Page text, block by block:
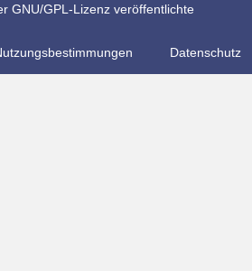
GNU/GPL-Lizenz veröffentlichte
Datenschutz